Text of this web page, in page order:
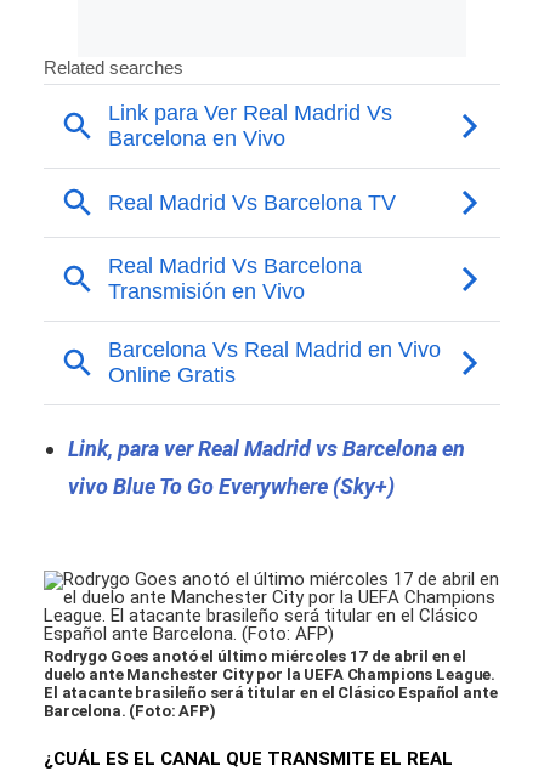
Link, para ver Real Madrid vs Barcelona en
vivo Blue To Go Everywhere (Sky+)
Rodrygo Goes anotó el último miércoles 17 de abril en el
duelo ante Manchester City por la UEFA Champions League.
El atacante brasileño será titular en el Clásico Español ante
Barcelona. (Foto: AFP)
¿CUÁL ES EL CANAL QUE TRANSMITE EL REAL